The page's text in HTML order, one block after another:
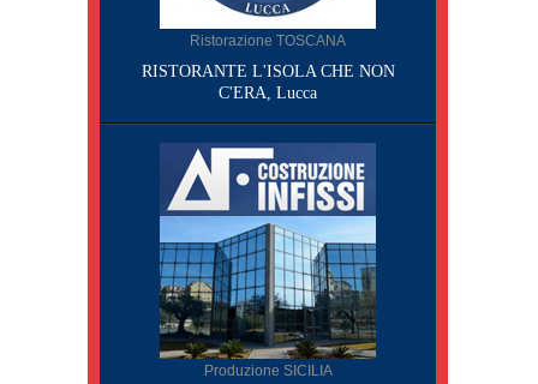
Ristorazione TOSCANA
RISTORANTE L'ISOLA CHE NON
C'ERA, Lucca
Produzione SICILIA